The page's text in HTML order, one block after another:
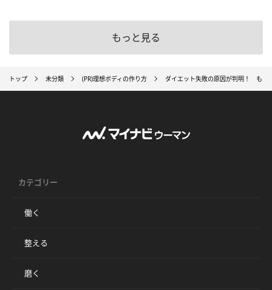
もっと見る
トップ 未分類 (PR)理想ボディの作り方 ダイエット失敗の原因が判明！ もう
カテゴリー
働く
整える
磨く